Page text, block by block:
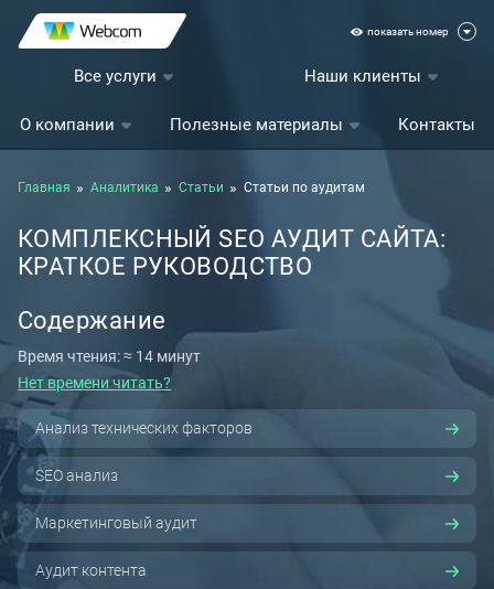
показать номер
Все услуги Наши клиенты
О компании Полезные материалы Контакты
Главная Аналитика Статьи Статьи по аудитам
КОМПЛЕКСНЫЙ SEO АУДИТ САЙТА:
КРАТКОЕ РУКОВОДСТВО
Содержание
Время чтения: ≈ 14 минут
Нет времени читать?
Анализ технических факторов
SEO анализ
Маркетинговый аудит
Аудит контента